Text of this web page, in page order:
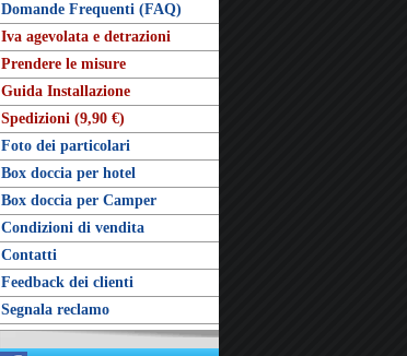
Domande Frequenti (FAQ)
Iva agevolata e detrazioni
Prendere le misure
Guida Installazione
Spedizioni (9,90 €)
Foto dei particolari
Box doccia per hotel
Box doccia per Camper
Condizioni di vendita
Contatti
Feedback dei clienti
Segnala reclamo